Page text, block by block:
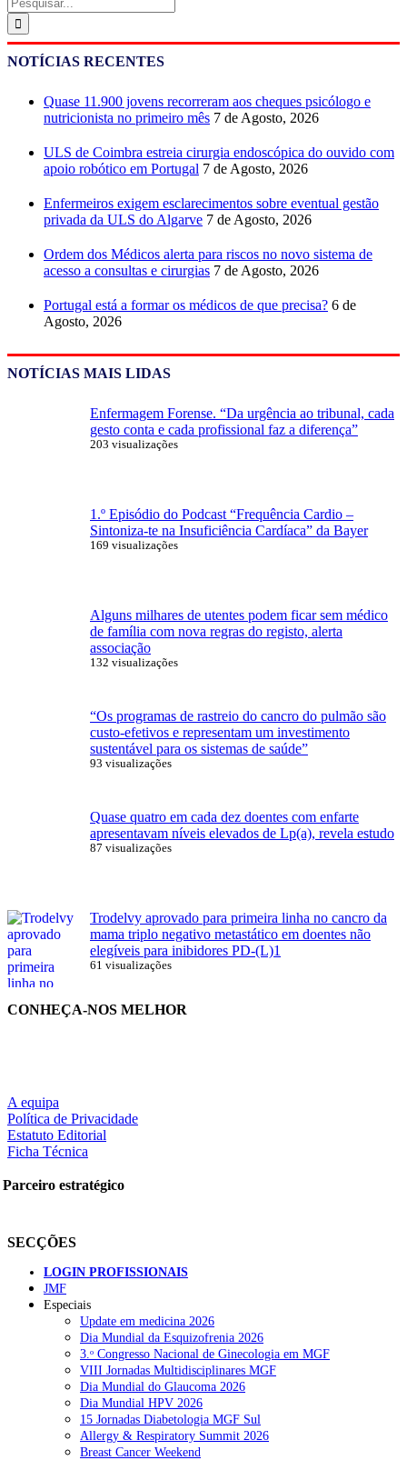
NOTÍCIAS RECENTES
Quase 11.900 jovens recorreram aos cheques psicólogo e
nutricionista no primeiro mês 7 de Agosto, 2026
ULS de Coimbra estreia cirurgia endoscópica do ouvido com
apoio robótico em Portugal 7 de Agosto, 2026
Enfermeiros exigem esclarecimentos sobre eventual gestão
privada da ULS do Algarve 7 de Agosto, 2026
Ordem dos Médicos alerta para riscos no novo sistema de
acesso a consultas e cirurgias 7 de Agosto, 2026
Portugal está a formar os médicos de que precisa? 6 de
Agosto, 2026
NOTÍCIAS MAIS LIDAS
Enfermagem Forense. “Da urgência ao tribunal, cada
gesto conta e cada profissional faz a diferença”
203 visualizações
1.º Episódio do Podcast “Frequência Cardio –
Sintoniza-te na Insuficiência Cardíaca” da Bayer
169 visualizações
Alguns milhares de utentes podem ficar sem médico
de família com nova regras do registo, alerta
associação
132 visualizações
“Os programas de rastreio do cancro do pulmão são
custo-efetivos e representam um investimento
sustentável para os sistemas de saúde”
93 visualizações
Quase quatro em cada dez doentes com enfarte
apresentavam níveis elevados de Lp(a), revela estudo
87 visualizações
Trodelvy aprovado para primeira linha no cancro da
mama triplo negativo metastático em doentes não
elegíveis para inibidores PD-(L)1
61 visualizações
CONHEÇA-NOS MELHOR
A equipa
Política de Privacidade
Estatuto Editorial
Ficha Técnica
Parceiro estratégico
SECÇÕES
LOGIN PROFISSIONAIS
JMF
Especiais
Update em medicina 2026
Dia Mundial da Esquizofrenia 2026
3.ᵒ Congresso Nacional de Ginecologia em MGF
VIII Jornadas Multidisciplinares MGF
Dia Mundial do Glaucoma 2026
Dia Mundial HPV 2026
15 Jornadas Diabetologia MGF Sul
Allergy & Respiratory Summit 2026
Breast Cancer Weekend